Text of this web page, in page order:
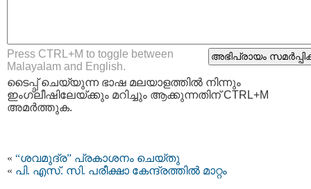
Press CTRL+M to toggle between
Malayalam and English.
ടൈപ്പ്‌ ചെയ്യുന്ന ഭാഷ മലയാളത്തില്‍ നിന്നും
ഇംഗ്ലീഷിലേയ്ക്കും മറിച്ചും ആക്കുന്നതിന് CTRL+M
അമര്‍ത്തുക.
« “ശവമുദ്ര” പ്രകാശനം ചെയ്തു
« പി. എസ്‍. സി. പരീക്ഷാ കേന്ദ്രത്തില്‍ മാറ്റം